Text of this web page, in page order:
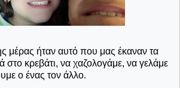
μέρας ήταν αυτό που μας έκαναν τα
στο κρεβάτι, να χαζολογάμε, να γελάμε
ο ένας τον άλλο.